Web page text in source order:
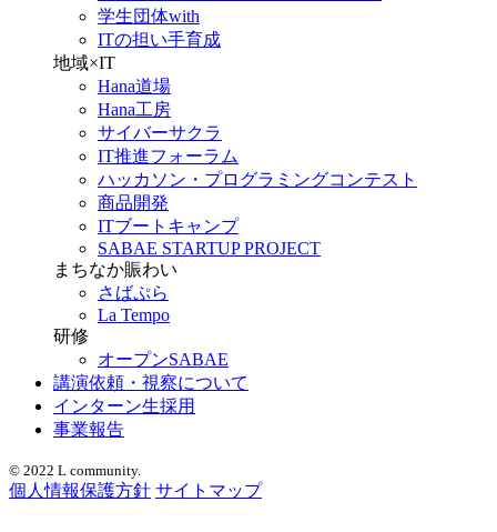
学生団体with
ITの担い手育成
地域×IT
Hana道場
Hana工房
サイバーサクラ
IT推進フォーラム
ハッカソン・プログラミングコンテスト
商品開発
ITブートキャンプ
SABAE STARTUP PROJECT
まちなか賑わい
さばぷら
La Tempo
研修
オープンSABAE
講演依頼・視察について
インターン生採用
事業報告
© 2022 L community.
個人情報保護方針 サイトマップ